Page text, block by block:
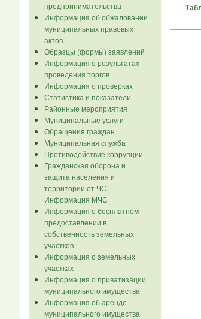
предпринимательства
Информация об обжаловании
муниципальных правовых
актов
Образцы (формы) заявлений
Информация о результатах
проведения торгов
Информация о проверках
Статистика и показатели
Районные мероприятия
Муниципальные услуги
Обращения граждан
Муниципальная служба
Противодействие коррупции
Гражданская оборона и
защита населения и
территории от ЧС.
Информация МЧС
Информация о бесплатном
предоставлении в
собственность земельных
участков
Информация о земельных
участках
Информация о приватизации
муниципального имущества
Информация об аренде
муниципального имущества